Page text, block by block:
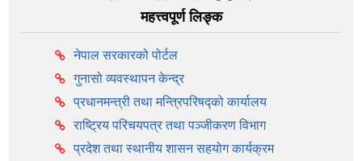
महत्त्वपूर्ण लिङ्क
नेपाल सरकारको पोर्टल
गुनासो व्यवस्थापन केन्द्र
प्रधानमन्त्री तथा मन्त्रिपरिषद्को कार्यालय
राष्ट्रिय परिचयपत्र तथा पञ्‍जीकरण विभाग
प्रदेश तथा स्थानीय शासन सहयोग कार्यक्रम